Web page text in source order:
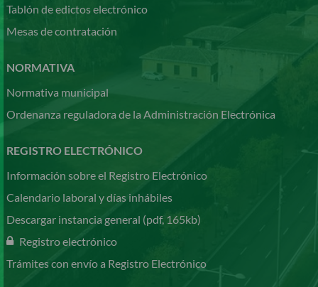
Tablón de edictos electrónico
Mesas de contratación
NORMATIVA
Normativa municipal
Ordenanza reguladora de la Administración Electrónica
REGISTRO ELECTRÓNICO
Información sobre el Registro Electrónico
Calendario laboral y días inhábiles
Descargar instancia general (pdf, 165kb)
Registro electrónico
Trámites con envío a Registro Electrónico